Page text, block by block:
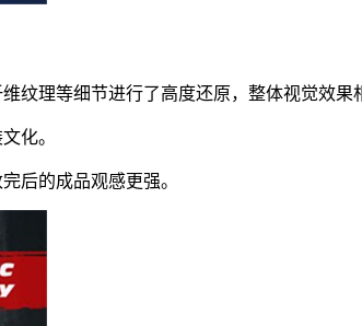
纹理等细节进行了高度还原，整体视觉效果
化。
后的成品观感更强。